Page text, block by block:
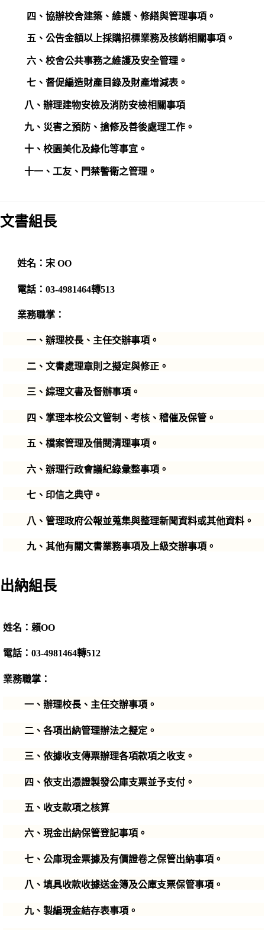
四、協辦校舍建築、維護、修繕與管理事項。
五、公告金額以上採購招標業務及核銷相關事項。
六、校舍公共事務之維護及安全管理。
七、督促編造財產目錄及財產增減表。
八、辦理建物安檢及消防安檢相關事項
九、災害之預防、搶修及善後處理工作。
十、校園美化及綠化等事宜。
十一、工友、門禁警衛之管理。
文書組長
姓名：宋 OO
電話：03-4981464轉513
業務職掌：
一、辦理校長、主任交辦事項。
二、文書處理章則之擬定與修正。
三、綜理文書及督辦事項。
四、掌理本校公文管制、考核、稽催及保管。
五、檔案管理及借閱清理事項。
六、辦理行政會議紀錄彙整事項。
七、印信之典守。
八、管理政府公報並蒐集與整理新聞資料或其他資料。
九、其他有關文書業務事項及上級交辦事項。
出納組長
姓名：賴OO
電話：03-4981464轉512
業務職掌：
一、辦理校長、主任交辦事項。
二、各項出納管理辦法之擬定。
三、依據收支傳票辦理各項款項之收支。
四、依支出憑證製發公庫支票並予支付。
五、收支款項之核算
六、現金出納保管登記事項。
七、公庫現金票據及有價證卷之保管出納事項。
八、填具收款收據送金簿及公庫支票保管事項。
九、製編現金結存表事項。